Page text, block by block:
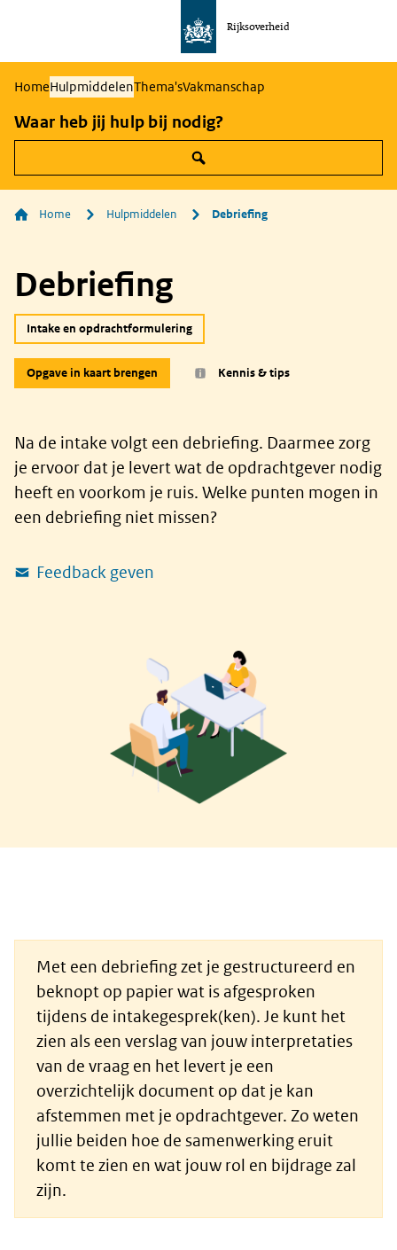
Rijksoverheid
HomeHulpmiddelenThema'sVakmanschap
Waar heb jij hulp bij nodig?
Home Hulpmiddelen Debriefing
Debriefing
Intake en opdrachtformulering
Opgave in kaart brengen Kennis & tips
Na de intake volgt een debriefing. Daarmee zorg
je ervoor dat je levert wat de opdrachtgever nodig
heeft en voorkom je ruis. Welke punten mogen in
een debriefing niet missen?
Feedback geven
Met een debriefing zet je gestructureerd en
beknopt op papier wat is afgesproken
tijdens de intakegesprek(ken). Je kunt het
zien als een verslag van jouw interpretaties
van de vraag en het levert je een
overzichtelijk document op dat je kan
afstemmen met je opdrachtgever. Zo weten
jullie beiden hoe de samenwerking eruit
komt te zien en wat jouw rol en bijdrage zal
zijn.